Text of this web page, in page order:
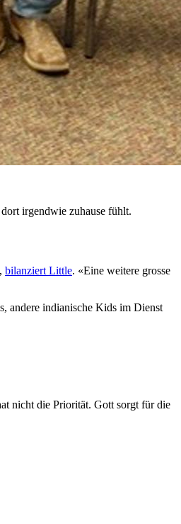
irgendwie zuhause fühlt.
bilanziert Little. «Eine weitere grosse
andere indianische Kids im Dienst
nicht die Priorität. Gott sorgt für die